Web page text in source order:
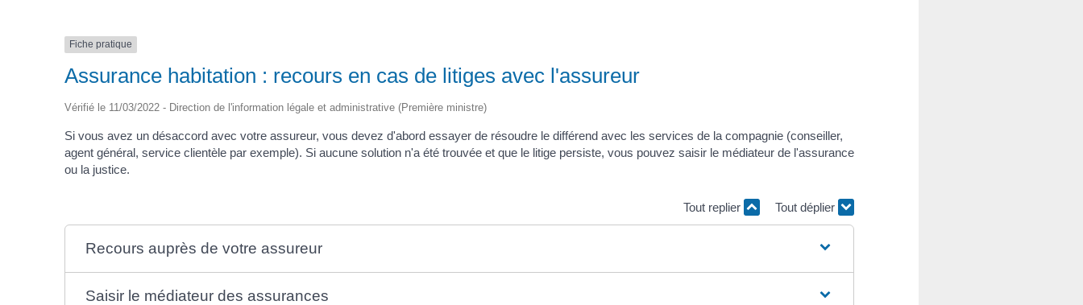
Fiche pratique
Assurance habitation : recours en cas de litiges avec l'assureur
Vérifié le 11/03/2022 - Direction de l'information légale et administrative (Première ministre)
Si vous avez un désaccord avec votre assureur, vous devez d'abord essayer de résoudre le différend avec les services de la compagnie (conseiller,
agent général, service clientèle par exemple). Si aucune solution n'a été trouvée et que le litige persiste, vous pouvez saisir le médiateur de l'assurance
ou la justice.
Tout replier Tout déplier
Recours auprès de votre assureur
Saisir le médiateur des assurances